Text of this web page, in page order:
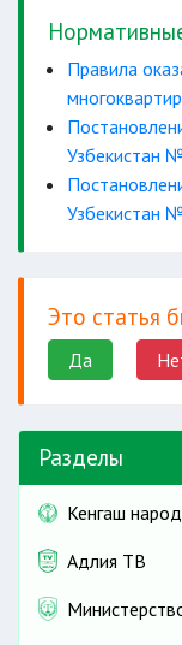
Правила
Узбекистан
Узбекистан
Это статья
Да
Разделы
Кенгаш
Адлия ТВ